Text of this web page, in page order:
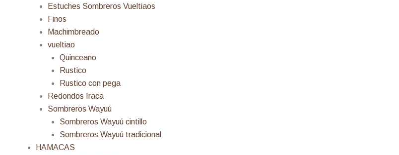
Estuches Sombreros Vueltiaos
Finos
Machimbreado
vueltiao
Quinceano
Rustico
Rustico con pega
Redondos Iraca
Sombreros Wayuú
Sombreros Wayuú cintillo
Sombreros Wayuú tradicional
HAMACAS